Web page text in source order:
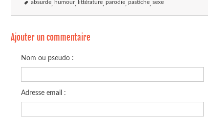
absurde humour littérature parodie pastiche sexe
Ajouter un commentaire
Nom ou pseudo :
Adresse email :